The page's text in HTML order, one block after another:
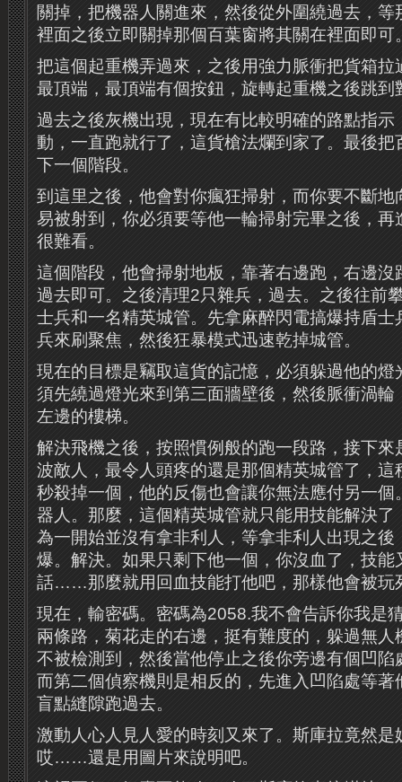
關掉，把機器人關進來，然後從外圍繞過去，
裡面之後立即關掉那個百葉窗將其關在裡面即可
把這個起重機弄過來，之後用強力脈衝把貨箱拉
最頂端，最頂端有個按鈕，旋轉起重機之後跳到
過去之後灰機出現，現在有比較明確的路點指示
動，一直跑就行了，這貨槍法爛到家了。最後把
下一個階段。
到這里之後，他會對你瘋狂掃射，而你要不斷地
易被射到，你必須要等他一輪掃射完畢之後，再
很難看。
這個階段，他會掃射地板，靠著右邊跑，右邊沒
過去即可。之後清理2只雜兵，過去。之後往前
士兵和一名精英城管。先拿麻醉閃電搞爆持盾士
兵來刷聚焦，然後狂暴模式迅速乾掉城管。
現在的目標是竊取這貨的記憶，必須躲過他的燈
須先繞過燈光來到第三面牆壁後，然後脈衝渦
左邊的樓梯。
解決飛機之後，按照慣例般的跑一段路，接下來
波敵人，最令人頭疼的還是那個精英城管了，這
秒殺掉一個，他的反傷也會讓你無法應付另一
器人。那麼，這個精英城管就只能用技能解決了
為一開始並沒有拿非利人，等拿非利人出現之後
爆。解決。如果只剩下他一個，你沒血了，技
話……那麼就用回血技能打他吧，那樣他會被玩
現在，輸密碼。密碼為2058.我不會告訴你我是
兩條路，菊花走的右邊，挺有難度的，躲過無
不被檢測到，然後當他停止之後你旁邊有個凹陷
而第二個偵察機則是相反的，先進入凹陷處等著
盲點縫隙跑過去。
激動人心人見人愛的時刻又來了。斯庫拉竟然是
哎……還是用圖片來說明吧。